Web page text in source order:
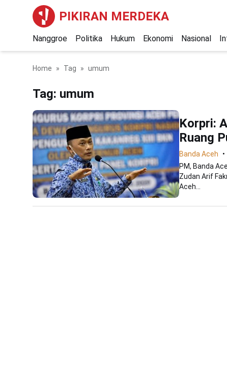
PIKIRAN MERDEKA
Nanggroe Politika Hukum Ekonomi Nasional
Home Tag umum
Tag: umum
Korpri:
Ruang
Banda Aceh
PM, Banda
Zudan Arif
Aceh...